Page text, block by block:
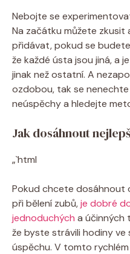
Nebojte se
Na začátku můžete
přidávat, pokud se
že každé ústa jsou jiná, a
jinak než ostatní. A
ozdobou, tak se
neúspěchy a hledejte
Jak dosáhnout
„`html
Pokud chcete dosáhnout
při bělení zubů,je dobré
jednoduchých a účinných
že byste strávili hodiny
úspěchu. V tomto